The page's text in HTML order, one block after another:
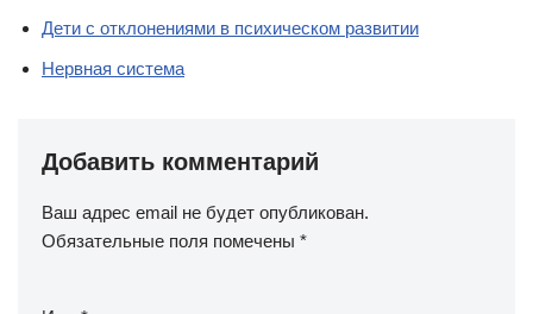
Дети с отклонениями в психическом развитии
Нервная система
Добавить комментарий
Ваш адрес email не будет опубликован.
Обязательные поля помечены *